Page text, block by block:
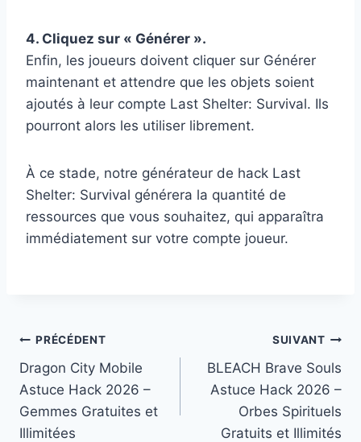
4. Cliquez sur « Générer ».
Enfin, les joueurs doivent cliquer sur Générer
maintenant et attendre que les objets soient
ajoutés à leur compte Last Shelter: Survival. Ils
pourront alors les utiliser librement.
À ce stade, notre générateur de hack Last
Shelter: Survival générera la quantité de
ressources que vous souhaitez, qui apparaîtra
immédiatement sur votre compte joueur.
Navigation
de
l’article
PRÉCÉDENT
Dragon City Mobile
Astuce Hack 2026 –
Gemmes Gratuites et
Illimitées
SUIVANT
BLEACH Brave Souls
Astuce Hack 2026 –
Orbes Spirituels
Gratuits et Illimités